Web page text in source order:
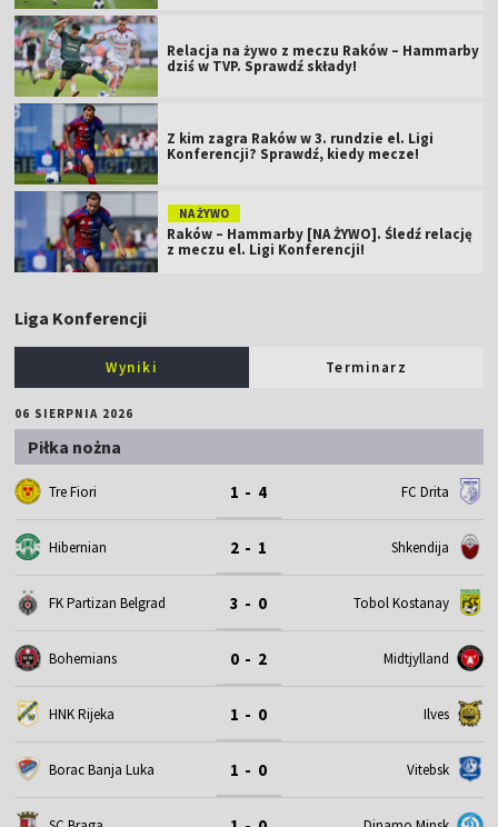
Relacja na żywo z meczu Raków – Hammarby
dziś w TVP. Sprawdź składy!
Z kim zagra Raków w 3. rundzie el. Ligi
Konferencji? Sprawdź, kiedy mecze!
NA ŻYWO
Raków – Hammarby [NA ŻYWO]. Śledź relację
z meczu el. Ligi Konferencji!
Liga Konferencji
Wyniki Terminarz
06 SIERPNIA 2026
Piłka nożna
Tre Fiori 1 - 4 FC Drita
Hibernian 2 - 1 Shkendija
FK Partizan Belgrad 3 - 0 Tobol Kostanay
Bohemians 0 - 2 Midtjylland
HNK Rijeka 1 - 0 Ilves
Borac Banja Luka 1 - 0 Vitebsk